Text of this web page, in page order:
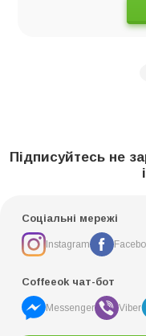
Підписуйтесь не
Соціальні мережі
Instagram
Coffeeok чат-бот
Messenger Viber